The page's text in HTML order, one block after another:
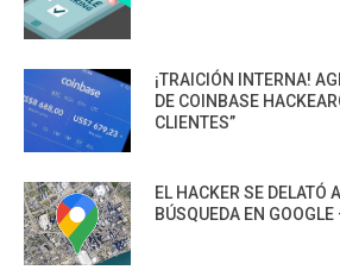
¡TRAICIÓN INTERNA!
DE COINBASE
CLIENTES”
EL HACKER SE DELATÓ
BÚSQUEDA EN